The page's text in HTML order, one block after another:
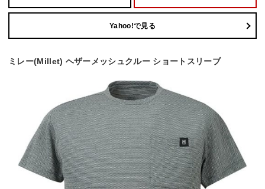
Yahoo!で見る
ミレー(Millet) ヘザーメッシュクルー ショートスリーブ